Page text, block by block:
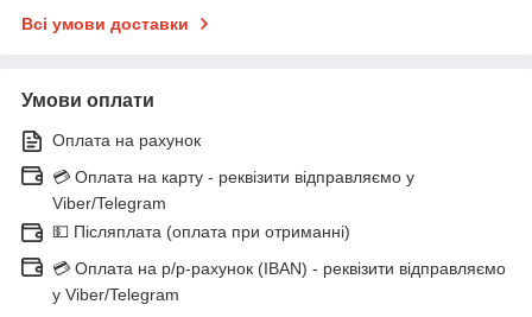
Всі умови доставки
Умови оплати
Оплата на рахунок
💳 Оплата на карту - реквізити відправляємо у
Viber/Telegram
💵 Післяплата (оплата при отриманні)
💳 Оплата на р/р-рахунок (IBAN) - реквізити відправляємо
у Viber/Telegram